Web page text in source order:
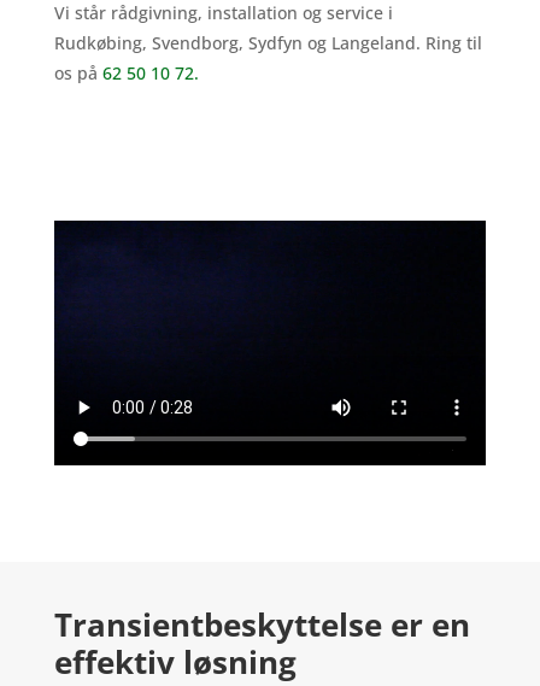
Vi står rådgivning, installation og service i
Rudkøbing, Svendborg, Sydfyn og Langeland. Ring til
os på 62 50 10 72.
Transientbeskyttelse er en
effektiv løsning